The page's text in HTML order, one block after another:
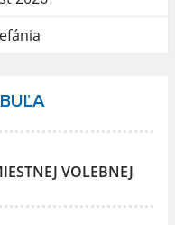
VOLEBNEJ